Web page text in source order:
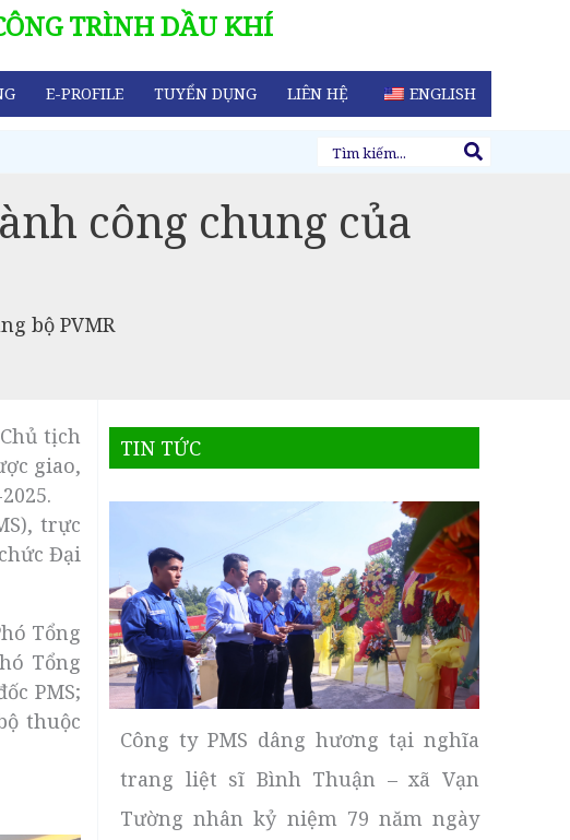
TRÌNH DẦU KHÍ
E-PROFILE TUYỂN DỤNG LIÊN HỆ ENGLISH
Tìm
công chung của
bộ PVMR
tịch
giao,
trực
Đại
Tổng
Tổng
PMS;
thuộc
TIN TỨC
Công ty PMS dâng hương tại nghĩa
trang liệt sĩ Bình Thuận – xã Vạn
Tường nhân kỷ niệm 79 năm ngày